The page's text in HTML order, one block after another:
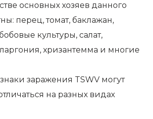
основных хозяев данного
перец, томат, баклажан,
культуры, салат,
хризантемма и многие
заражения TSWV могут
на разных видах